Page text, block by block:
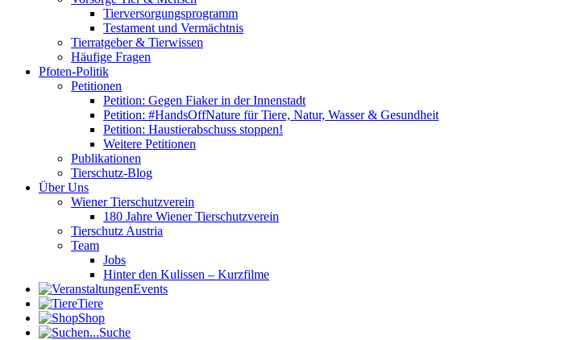
Tierversorgungsprogramm
Testament und Vermächtnis
Tierratgeber & Tierwissen
Häufige Fragen
Pfoten-Politik
Petitionen
Petition: Gegen Fiaker in der Innenstadt
Petition: #HandsOffNature für Tiere, Natur, Wasser & Gesundheit
Petition: Haustierabschuss stoppen!
Weitere Petitionen
Publikationen
Tierschutz-Blog
Über Uns
Wiener Tierschutzverein
180 Jahre Wiener Tierschutzverein
Tierschutz Austria
Team
Jobs
Hinter den Kulissen – Kurzfilme
Events
Tiere
Shop
Suche